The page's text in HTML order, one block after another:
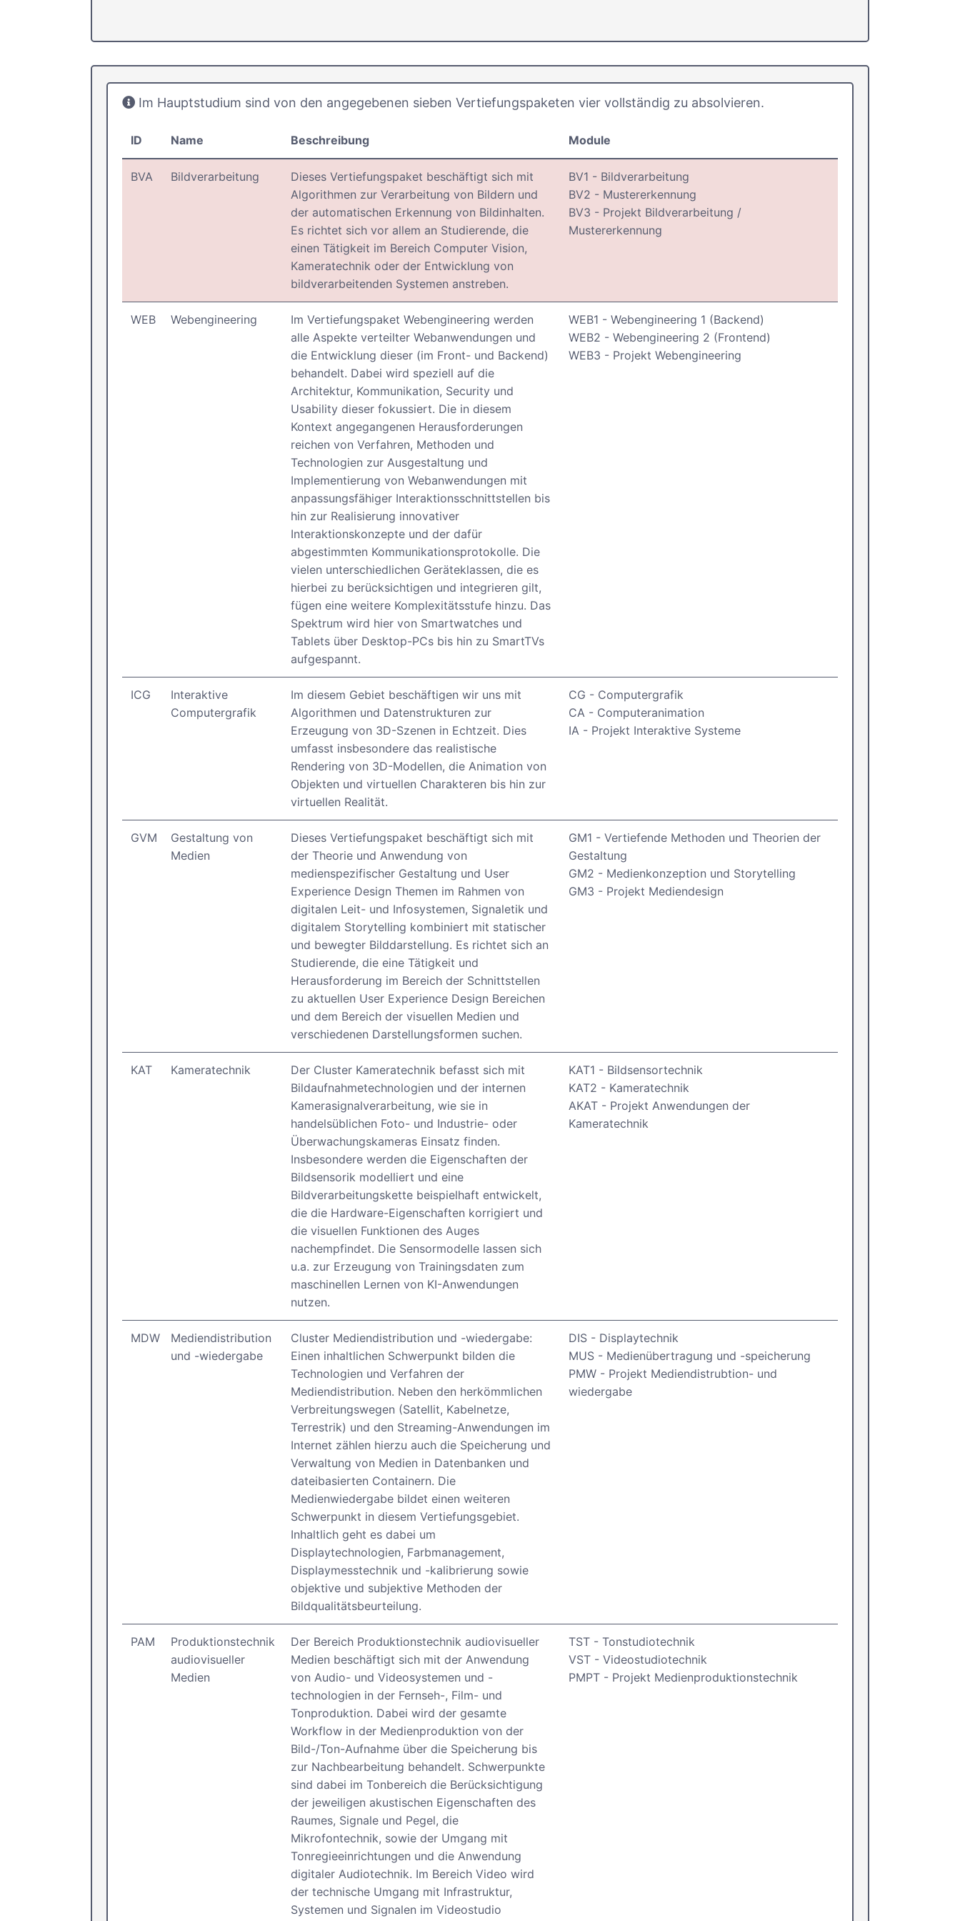
Im Hauptstudium sind von den angegebenen sieben Vertiefungspaketen vier vollständig zu absolvieren.
ID Name Beschreibung Module
BVA Bildverarbeitung
Dieses Vertiefungspaket beschäftigt sich mit
Algorithmen zur Verarbeitung von Bildern und
der automatischen Erkennung von Bildinhalten.
Es richtet sich vor allem an Studierende, die
einen Tätigkeit im Bereich Computer Vision,
Kameratechnik oder der Entwicklung von
bildverarbeitenden Systemen anstreben.
BV1 - Bildverarbeitung
BV2 - Mustererkennung
BV3 - Projekt Bildverarbeitung /
Mustererkennung
WEB Webengineering
Im Vertiefungspaket Webengineering werden
alle Aspekte verteilter Webanwendungen und
die Entwicklung dieser (im Front- und Backend)
behandelt. Dabei wird speziell auf die
Architektur, Kommunikation, Security und
Usability dieser fokussiert. Die in diesem
Kontext angegangenen Herausforderungen
reichen von Verfahren, Methoden und
Technologien zur Ausgestaltung und
Implementierung von Webanwendungen mit
anpassungsfähiger Interaktionsschnittstellen bis
hin zur Realisierung innovativer
Interaktionskonzepte und der dafür
abgestimmten Kommunikationsprotokolle. Die
vielen unterschiedlichen Geräteklassen, die es
hierbei zu berücksichtigen und integrieren gilt,
fügen eine weitere Komplexitätsstufe hinzu. Das
Spektrum wird hier von Smartwatches und
Tablets über Desktop-PCs bis hin zu SmartTVs
aufgespannt.
WEB1 - Webengineering 1 (Backend)
WEB2 - Webengineering 2 (Frontend)
WEB3 - Projekt Webengineering
ICG
Interaktive
Computergrafik
Im diesem Gebiet beschäftigen wir uns mit
Algorithmen und Datenstrukturen zur
Erzeugung von 3D-Szenen in Echtzeit. Dies
umfasst insbesondere das realistische
Rendering von 3D-Modellen, die Animation von
Objekten und virtuellen Charakteren bis hin zur
virtuellen Realität.
CG - Computergrafik
CA - Computeranimation
IA - Projekt Interaktive Systeme
GVM
Gestaltung von
Medien
Dieses Vertiefungspaket beschäftigt sich mit
der Theorie und Anwendung von
medienspezifischer Gestaltung und User
Experience Design Themen im Rahmen von
digitalen Leit- und Infosystemen, Signaletik und
digitalem Storytelling kombiniert mit statischer
und bewegter Bilddarstellung. Es richtet sich an
Studierende, die eine Tätigkeit und
Herausforderung im Bereich der Schnittstellen
zu aktuellen User Experience Design Bereichen
und dem Bereich der visuellen Medien und
verschiedenen Darstellungsformen suchen.
GM1 - Vertiefende Methoden und Theorien der
Gestaltung
GM2 - Medienkonzeption und Storytelling
GM3 - Projekt Mediendesign
KAT Kameratechnik
Der Cluster Kameratechnik befasst sich mit
Bildaufnahmetechnologien und der internen
Kamerasignalverarbeitung, wie sie in
handelsüblichen Foto- und Industrie- oder
Überwachungskameras Einsatz finden.
Insbesondere werden die Eigenschaften der
Bildsensorik modelliert und eine
Bildverarbeitungskette beispielhaft entwickelt,
die die Hardware-Eigenschaften korrigiert und
die visuellen Funktionen des Auges
nachempfindet. Die Sensormodelle lassen sich
u.a. zur Erzeugung von Trainingsdaten zum
maschinellen Lernen von KI-Anwendungen
nutzen.
KAT1 - Bildsensortechnik
KAT2 - Kameratechnik
AKAT - Projekt Anwendungen der
Kameratechnik
MDW
Mediendistribution
und -wiedergabe
Cluster Mediendistribution und -wiedergabe:
Einen inhaltlichen Schwerpunkt bilden die
Technologien und Verfahren der
Mediendistribution. Neben den herkömmlichen
Verbreitungswegen (Satellit, Kabelnetze,
Terrestrik) und den Streaming-Anwendungen im
Internet zählen hierzu auch die Speicherung und
Verwaltung von Medien in Datenbanken und
dateibasierten Containern. Die
Medienwiedergabe bildet einen weiteren
Schwerpunkt in diesem Vertiefungsgebiet.
Inhaltlich geht es dabei um
Displaytechnologien, Farbmanagement,
Displaymesstechnik und -kalibrierung sowie
objektive und subjektive Methoden der
Bildqualitätsbeurteilung.
DIS - Displaytechnik
MUS - Medienübertragung und -speicherung
PMW - Projekt Mediendistrubtion- und
wiedergabe
PAM
Produktionstechnik
audiovisueller
Medien
Der Bereich Produktionstechnik audiovisueller
Medien beschäftigt sich mit der Anwendung
von Audio- und Videosystemen und -
technologien in der Fernseh-, Film- und
Tonproduktion. Dabei wird der gesamte
Workflow in der Medienproduktion von der
Bild-/Ton-Aufnahme über die Speicherung bis
zur Nachbearbeitung behandelt. Schwerpunkte
sind dabei im Tonbereich die Berücksichtigung
der jeweiligen akustischen Eigenschaften des
Raumes, Signale und Pegel, die
Mikrofontechnik, sowie der Umgang mit
Tonregieeinrichtungen und die Anwendung
digitaler Audiotechnik. Im Bereich Video wird
der technische Umgang mit Infrastruktur,
Systemen und Signalen im Videostudio
TST - Tonstudiotechnik
VST - Videostudiotechnik
PMPT - Projekt Medienproduktionstechnik